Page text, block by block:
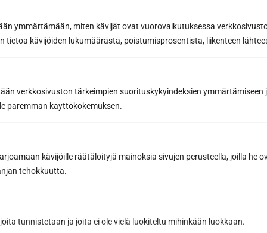
ymmärtämään, miten kävijät ovat vuorovaikutuksessa
tietoa kävijöiden lukumäärästä, poistumisprosentista, liikenteen
verkkosivuston tärkeimpien suorituskykyindeksien ymmärtämiseen
paremman käyttökokemuksen.
kävijöille räätälöityjä mainoksia sivujen perusteella, joilla he
tehokkuutta.
tunnistetaan ja joita ei ole vielä luokiteltu mihinkään luokkaan.